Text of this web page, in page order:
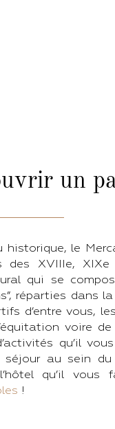
un
historique, le
des XVIIIe,
qui se
réparties dans
d’entre vous,
voire
qu’il
séjour au sein
qu’il vous
!